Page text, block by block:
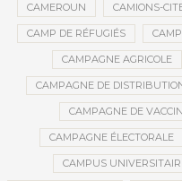
CAMEROUN CAMIONS-
CAMP DE RÉFUGIÉS
CAMPAGNE AGRICOLE
CAMPAGNE DE
CAMPAGNE DE
CAMPAGNE ÉLECTORALE
CAMPUS